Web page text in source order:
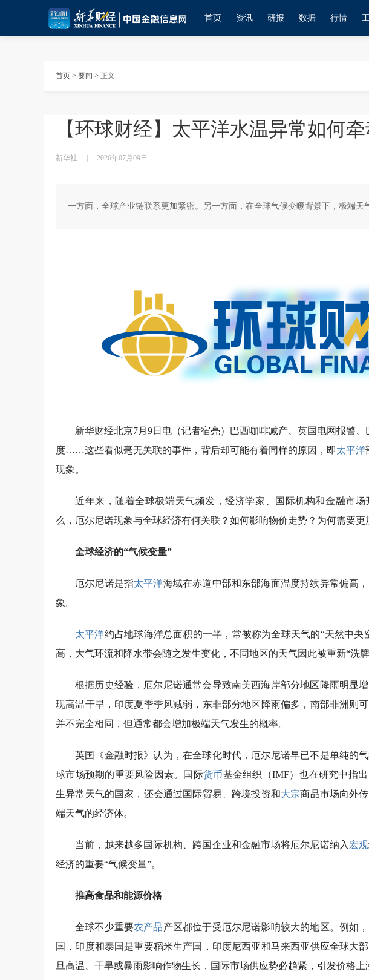
首页 资讯 研报 数据 行情
首页 > 要闻 > 正文
【环球财经】太平洋水温异常如何
新华社 2026年07月09日
一方面，全球产业链联系更加紧密。另一方面，在全球气候变暖背景下，极端天
新华财经北京7月9日电（记者宿亮）巴西咖啡减产、英国电网报警
度……这些看似毫无关联的事件，背后却可能有着同样的原因，即太平洋
现象。
近年来，随着全球极端天气频发，经济学家、国际机构和金融市
么，厄尔尼诺现象与全球经济有何关联？如何影响物价走势？为何需要更
全球经济的“气候变量”
厄尔尼诺是指太平洋海域在赤道中部和东部海面温度持续异常偏高
象。
太平洋约占地球海洋总面积的一半，常被称为全球天气的“天然中央
高，大气环流和降水带会随之发生变化，不同地区的天气因此被重新“洗牌
根据历史经验，厄尔尼诺通常会导致南美西海岸部分地区降雨明显
现高温干旱，印度夏季季风减弱，东非部分地区降雨偏多，南部非洲则
并不完全相同，但通常都会增加极端天气发生的概率。
英国《金融时报》认为，在全球化时代，厄尔尼诺早已不是单纯的
球市场预期的重要风险因素。国际货币基金组织（IMF）也在研究中指
生异常天气的国家，还会通过国际贸易、跨境投资和大宗商品市场向外
端天气的经济体。
当前，越来越多国际机构、跨国企业和金融市场将厄尔尼诺纳入 宏观
经济的重要“气候变量”。
推高食品和能源价格
全球不少重要农产品产区都位于受厄尔尼诺影响较大的地区。例如
国，印度和泰国是重要稻米生产国，印度尼西亚和马来西亚供应全球大
旦高温、干旱或暴雨影响作物生长，国际市场供应势必趋紧，引发价格上